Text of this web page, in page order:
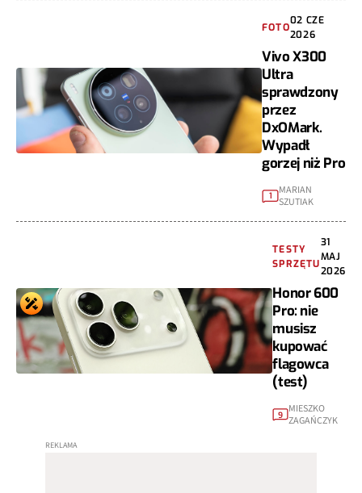
FOTO
02 CZE
2026
Vivo X300
Ultra
sprawdzony
przez
DxOMark.
Wypadł
gorzej niż Pro
1
MARIAN
SZUTIAK
TESTY
SPRZĘTU
31
MAJ
2026
Honor 600
Pro: nie
musisz
kupować
flagowca
(test)
9
MIESZKO
ZAGAŃCZYK